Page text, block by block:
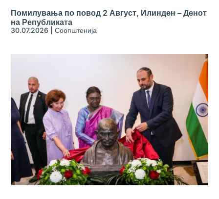
Помилувања по повод 2 Август, Илинден – Денот
на Републиката
30.07.2026 |Соопштенија